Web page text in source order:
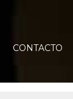
CONTACTO